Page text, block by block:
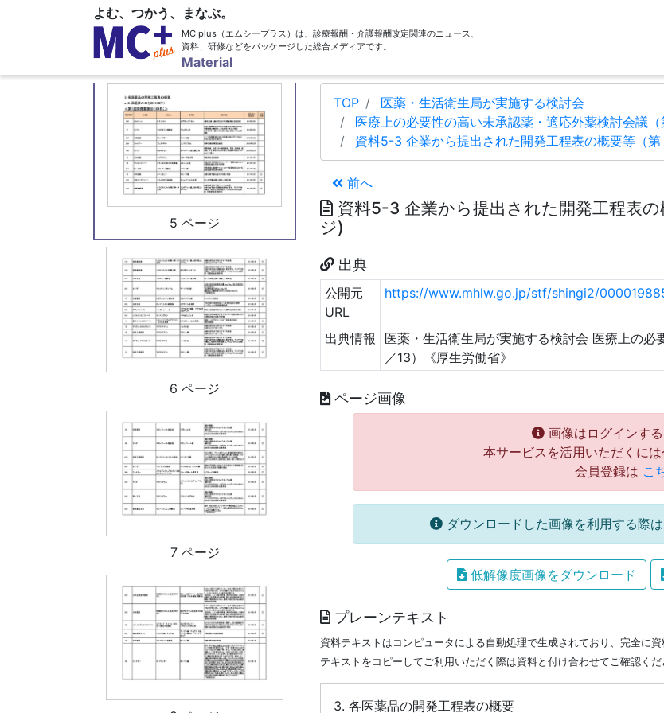
よむ、つかう、まなぶ。
MC plus（エムシープラス）は、診療報酬・介護報酬改定関連のニュース、
資料、研修などをパッケージした総合メディアです。
Material
4 ページ
5 ページ
6 ページ
7 ページ
TOP
医薬・生活衛生局が実施する検討会
医療上の必要性の高い未承認薬・適応外薬検討会議（
資料5-3 企業から提出された開発工程表の概要等（第
前へ
資料5-3 企業から提出された開発工程表
ジ)
出典
公開元
URL
https://www.mhlw.go.jp/stf/shingi2/
出典情報
医薬・生活衛生局が実施する検討会 医療上の
／13）《厚生労働省》
ページ画像
画像はログインする
本サービスを活用いただくには
会員登録は こ
ダウンロードした画像を利用する際
低解像度画像をダウンロード
プレーンテキスト
資料テキストはコンピュータによる自動処理で生成されており、完全に資
テキストをコピーしてご利用いただく際は資料と付け合わせてご確認くだ
3. 各医薬品の開発工程表の概要